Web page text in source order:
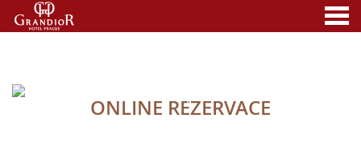
ONLINE REZERVACE